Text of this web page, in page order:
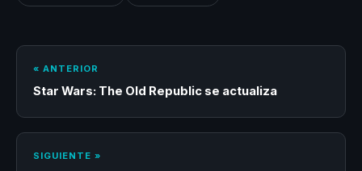
nos espera. Durante los
« ANTERIOR
Star Wars: The Old Republic se actualiza
SIGUIENTE »